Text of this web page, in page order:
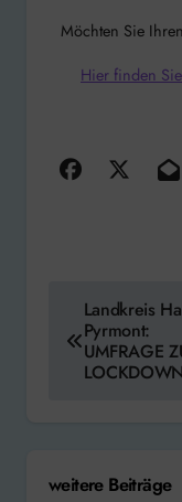
Möchten Sie
Hier finden
Beitragsnavigation
Landkreis
Pyrmont:
UMFRAGE
LOCKDOWN
weitere Beiträge